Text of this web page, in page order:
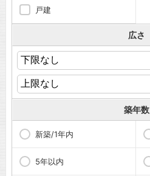
戸建
広さ
築年数
新築/1年内
5年以内